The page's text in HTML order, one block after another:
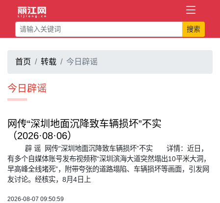
搜索
首页 转载 今日辟谣
今日辟谣
网传“深圳地面沉降致车辆损坏”不实
（2026·08·06）
辟 谣 网传“深圳地面沉降致车辆损坏”不实 详情：近日，
有多个自媒体账号发布视频称“深圳滨海大道突然塌出10平米大洞，
早高峰全线堵死”，附带夸张的道路塌陷、车辆损坏等画面，引发网
友讨论。经核实，8月4日上
2026-08-07 09:50:59